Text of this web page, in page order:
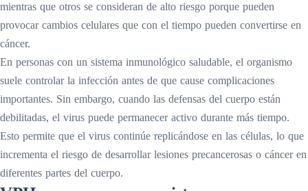
mientras que otros se consideran de alto riesgo porque pueden
provocar cambios celulares que con el tiempo pueden convertirse en
cáncer.
En personas con un sistema inmunológico saludable, el organismo
suele controlar la infección antes de que cause complicaciones
importantes. Sin embargo, cuando las defensas del cuerpo están
debilitadas, el virus puede permanecer activo durante más tiempo.
Esto permite que el virus continúe replicándose en las células, lo que
incrementa el riesgo de desarrollar lesiones precancerosas o cáncer en
diferentes partes del cuerpo.